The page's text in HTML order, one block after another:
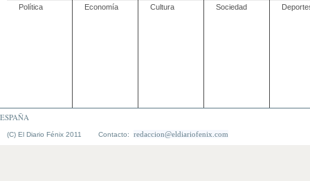
Política Economía Cultura Sociedad
ESPAÑA
(C) El Diario Fénix 2011 Contacto: redaccion@eldiariofenix.com